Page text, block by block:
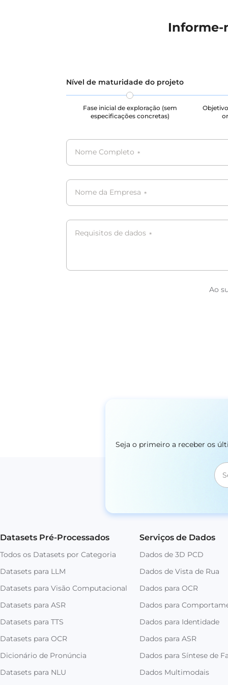
Informe-
Nível de maturidade do projeto
Fase inicial de exploração (sem
especificações concretas)
Nome Completo *
Nome da Empresa *
Requisitos de dados *
Ao
Seja o primeiro a receber os
Datasets Pré-Processados
Todos os Datasets por Categoria
Datasets para LLM
Datasets para Visão Computacional
Datasets para ASR
Datasets para TTS
Datasets para OCR
Dicionário de Pronúncia
Datasets para NLU
Serviços de Dados
Dados de 3D PCD
Dados de Vista de Rua
Dados para OCR
Dados para
Dados para Identidade
Dados para ASR
Dados para Síntese de
Dados Multimodais